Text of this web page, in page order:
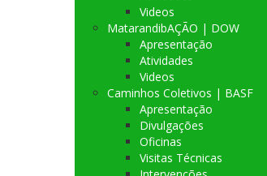
Videos
MatarandibAÇÃO | DOW
Apresentação
Atividades
Videos
Caminhos Coletivos | BASF
Apresentação
Divulgações
Oficinas
Visitas Técnicas